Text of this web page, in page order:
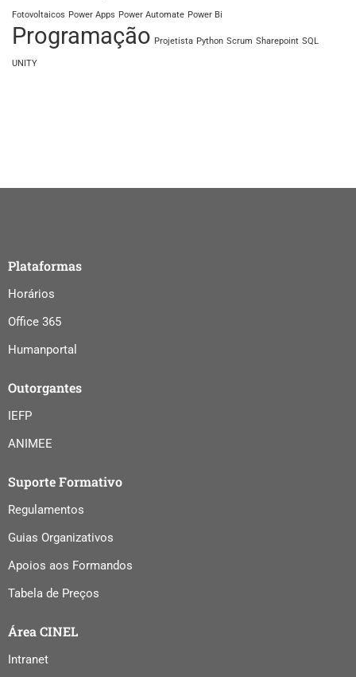
Fotovoltaicos Power Apps Power Automate Power Bi
Programação Projetista Python Scrum Sharepoint SQL
UNITY
Plataformas
Horários
Office 365
Humanportal
Outorgantes
IEFP
ANIMEE
Suporte Formativo
Regulamentos
Guias Organizativos
Apoios aos Formandos
Tabela de Preços
Área CINEL
Intranet